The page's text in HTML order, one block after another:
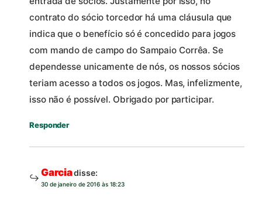
contrato do sócio torcedor há uma cláusula que
indica que o benefício só é concedido para jogos
com mando de campo do Sampaio Corrêa. Se
dependesse unicamente de nós, os nossos sócios
teriam acesso a todos os jogos. Mas, infelizmente,
isso não é possível. Obrigado por participar.
Responder
Garciadisse:
30 de janeiro de 2016 às 18:23